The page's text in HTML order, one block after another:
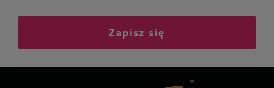
Zapisz się